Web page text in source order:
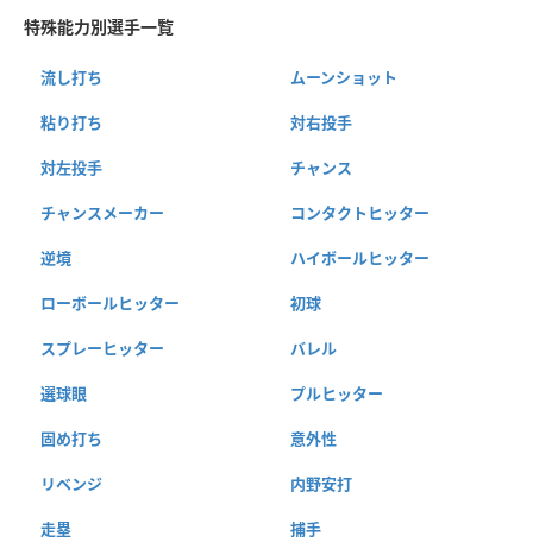
特殊能力別選手一覧
流し打ち ムーンショット
粘り打ち 対右投手
対左投手 チャンス
チャンスメーカー コンタクトヒッター
逆境 ハイボールヒッター
ローボールヒッター 初球
スプレーヒッター バレル
選球眼 プルヒッター
固め打ち 意外性
リベンジ 内野安打
走塁 捕手